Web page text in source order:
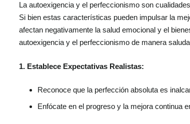
La autoexigencia y el perfeccionismo son
Si bien estas características pueden impulsar la
afectan negativamente la salud emocional y el
autoexigencia y el perfeccionismo de manera
1. Establece Expectativas Realistas:
Reconoce que la perfección absoluta es
Enfócate en el progreso y la mejora continua